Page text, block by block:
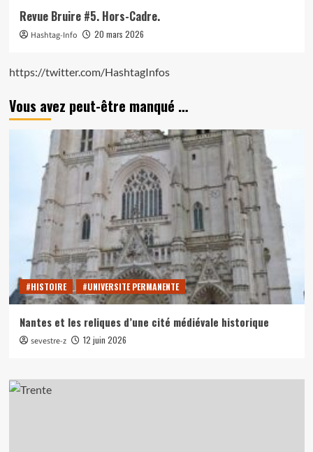
Revue Bruire #5. Hors-Cadre.
Hashtag-Info 20 mars 2026
https://twitter.com/HashtagInfos
Vous avez peut-être manqué …
#HISTOIRE #UNIVERSITE PERMANENTE
Nantes et les reliques d’une cité médiévale historique
sevestre-z 12 juin 2026